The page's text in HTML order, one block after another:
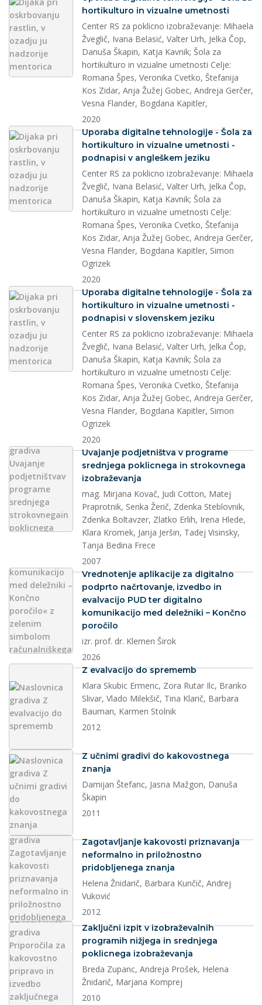
hortikulturo in vizualne umetnosti
Center RS za poklicno izobraževanje: Mihaela
Žveglič, Ivana Belasić, Valter Urh, Jelka Čop,
Danuša Škapin, Katja Kavnik; Šola za
hortikulturo in vizualne umetnosti Celje:
Romana Špes, Veronika Cvetko, Štefanija
Kos Zidar, Anja Žužej Gobec, Andreja Gerčer,
Vesna Flander, Bogdana Kapitler,
2020
splet
Uporaba digitalne tehnologije - Šola za
hortikulturo in vizualne umetnosti -
podnapisi v angleškem jeziku
Center RS za poklicno izobraževanje: Mihaela
Žveglič, Ivana Belasić, Valter Urh, Jelka Čop,
Danuša Škapin, Katja Kavnik; Šola za
hortikulturo in vizualne umetnosti Celje:
Romana Špes, Veronika Cvetko, Štefanija
Kos Zidar, Anja Žužej Gobec, Andreja Gerčer,
Vesna Flander, Bogdana Kapitler, Simon
Ogrizek
2020
splet
Uporaba digitalne tehnologije - Šola za
hortikulturo in vizualne umetnosti -
podnapisi v slovenskem jeziku
Center RS za poklicno izobraževanje: Mihaela
Žveglič, Ivana Belasić, Valter Urh, Jelka Čop,
Danuša Škapin, Katja Kavnik; Šola za
hortikulturo in vizualne umetnosti Celje:
Romana Špes, Veronika Cvetko, Štefanija
Kos Zidar, Anja Žužej Gobec, Andreja Gerčer,
Vesna Flander, Bogdana Kapitler, Simon
Ogrizek
2020
dokument
Uvajanje podjetništva v programe
srednjega poklicnega in strokovnega
izobraževanja
mag. Mirjana Kovač, Judi Cotton, Matej
Praprotnik, Senka Žerič, Zdenka Steblovnik,
Zdenka Boltavzer, Zlatko Erlih, Irena Hlede,
Klara Kromek, Janja Jeršin, Tadej Visinsky,
Tanja Bedina Frece
2007
dokument
Vrednotenje aplikacije za digitalno
podprto načrtovanje, izvedbo in
evalvacijo PUD ter digitalno
komunikacijo med deležniki – Končno
poročilo
izr. prof. dr. Klemen Širok
2026
dokument
Z evalvacijo do sprememb
Klara Skubic Ermenc, Zora Rutar Ilc, Branko
Slivar, Vlado Milekšič, Tina Klarič, Barbara
Bauman, Karmen Stolnik
2012
dokument
Z učnimi gradivi do kakovostnega
znanja
Damijan Štefanc, Jasna Mažgon, Danuša
Škapin
2011
dokument
Zagotavljanje kakovosti priznavanja
neformalno in priložnostno
pridobljenega znanja
Helena Žnidarič, Barbara Kunčič, Andrej
Vuković
2012
dokument
Zaključni izpit v izobraževalnih
programih nižjega in srednjega
poklicnega izobraževanja
Breda Zupanc, Andreja Prošek, Helena
Žnidarič, Marjana Komprej
2010